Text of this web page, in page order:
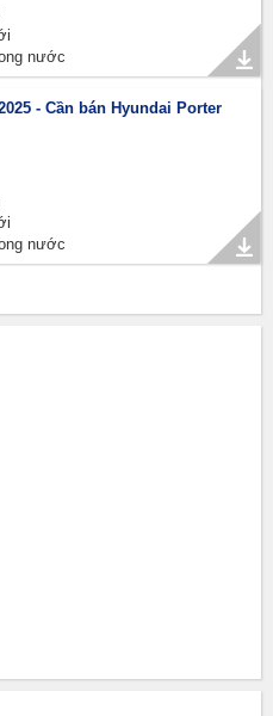
nước
- Cần bán Hyundai Porter
nước